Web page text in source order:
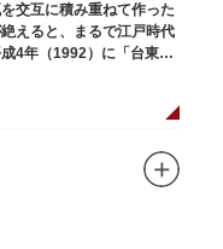
交互に積み重ねて作った
えると、まるで江戸時代
4年（1992）に「台東区